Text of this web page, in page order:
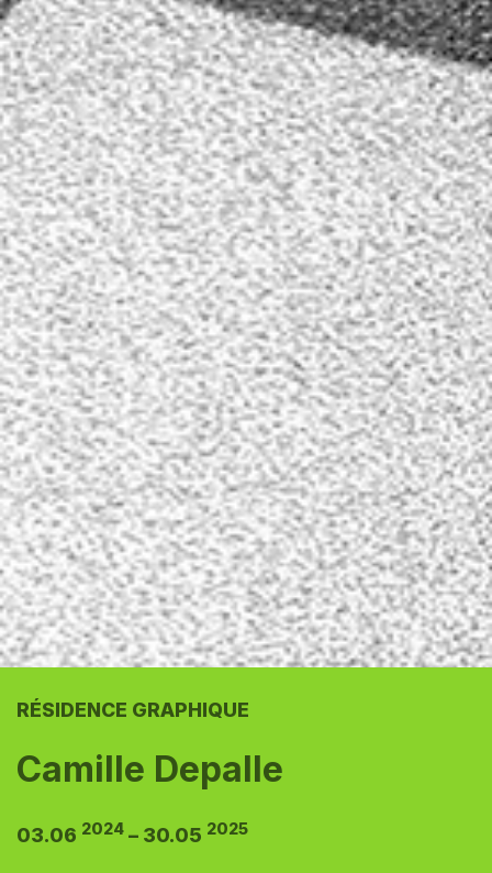
RÉSIDENCE GRAPHIQUE
Camille Depalle
03.06 2024 – 30.05 2025